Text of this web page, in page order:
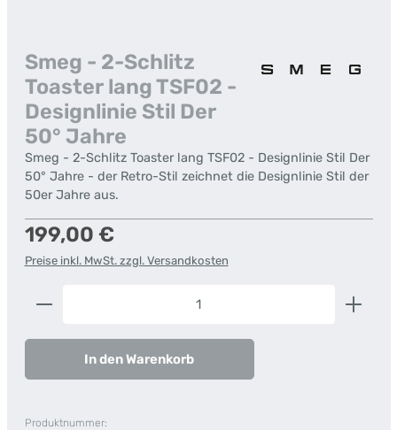
Smeg - 2-Schlitz
Toaster lang TSF02 -
Designlinie Stil Der
50° Jahre
Smeg - 2-Schlitz Toaster lang TSF02 - Designlinie Stil Der
50° Jahre - der Retro-Stil zeichnet die Designlinie Stil der
50er Jahre aus.
Regulärer Preis:
199,00 €
Preise inkl. MwSt. zzgl. Versandkosten
Produkt Anzahl: Gib den gewünschten Wert ein
In den Warenkorb
Produktnummer: